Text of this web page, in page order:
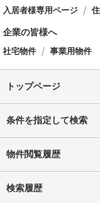
入居者様専用ページ
企業の皆様へ
社宅物件 事業用物件
トップページ
条件を指定して検索
物件閲覧履歴
検索履歴